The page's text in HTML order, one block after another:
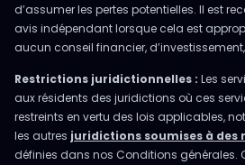
d’assumer les pertes potentielles. Il est
avis indépendant lorsque cela est
aucun conseil financier,
Restrictions juridictionnelles : Les
aux résidents des juridictions où ces
restreints en vertu des lois applicables,
les autres juridictions soumises à des
définies dans nos Conditions générales.